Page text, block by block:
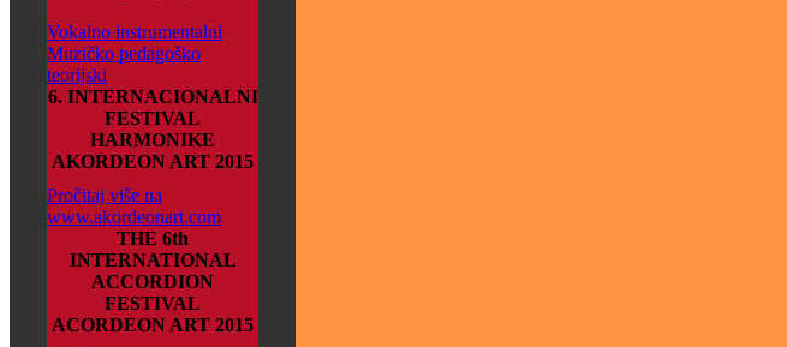
Vokalno instrumentalni
Muzičko pedagoško
teorijski
6. INTERNACIONALNI
FESTIVAL
HARMONIKE
AKORDEON ART 2015
Pročitaj više na
www.akordeonart.com
THE 6th
INTERNATIONAL
ACCORDION
FESTIVAL
ACORDEON ART 2015